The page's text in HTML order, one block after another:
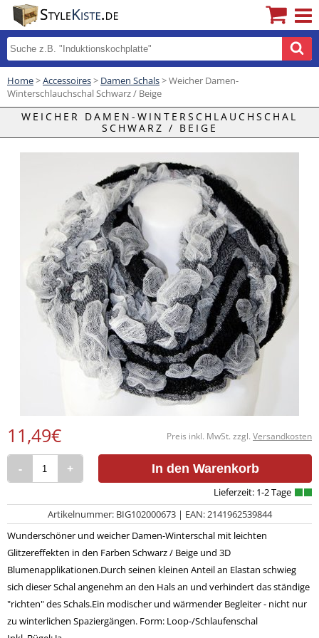
Home>Accessoires> Damen Schals> Weicher Damen-
Winterschlauchschal Schwarz / Beige
WEICHER DAMEN-WINTERSCHLAUCHSCHAL
SCHWARZ / BEIGE
Preis inkl. MwSt. zzgl. Versandkosten
11,49€
- + In den Warenkorb
Artikelnummer: BIG102000673 | EAN: 2141962539844
Wunderschöner und weicher Damen-Winterschal mit leichten
Glitzereffekten in den Farben Schwarz / Beige und 3D
Blumenapplikationen.Durch seinen kleinen Anteil an Elastan schwieg
sich dieser Schal angenehm an den Hals an und verhindert das ständige
"richten" des Schals.Ein modischer und wärmender Begleiter - nicht nur
zu winterlichen Spaziergängen. Form: Loop-/Schlaufenschal